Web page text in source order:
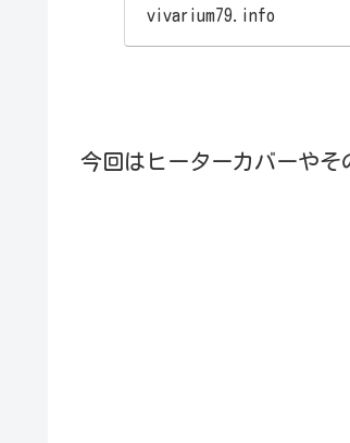
vivarium79.info
今回はヒーターカバーやそ